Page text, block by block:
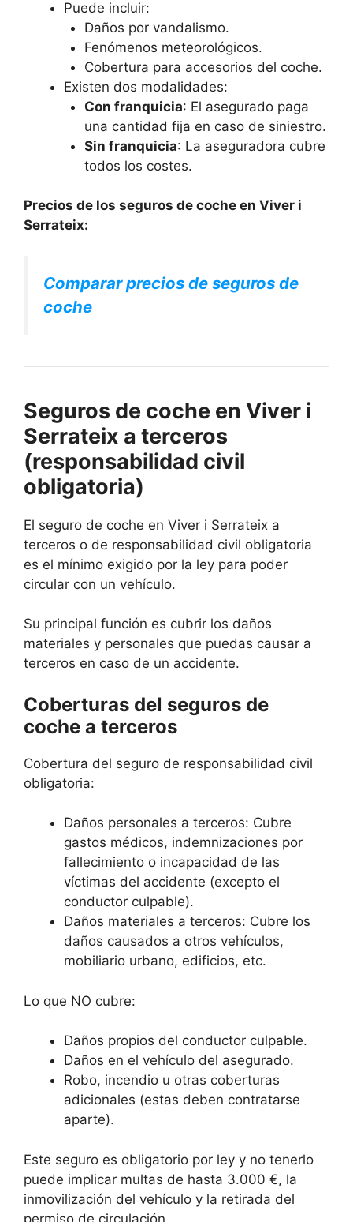
Puede incluir:
Daños por vandalismo.
Fenómenos meteorológicos.
Cobertura para accesorios del coche.
Existen dos modalidades:
Con franquicia: El asegurado paga
una cantidad fija en caso de siniestro.
Sin franquicia: La aseguradora cubre
todos los costes.
Precios de los seguros de coche en Viver i
Serrateix:
Comparar precios de seguros de
coche
Seguros de coche en Viver i
Serrateix a terceros
(responsabilidad civil
obligatoria)
El seguro de coche en Viver i Serrateix a
terceros o de responsabilidad civil obligatoria
es el mínimo exigido por la ley para poder
circular con un vehículo.
Su principal función es cubrir los daños
materiales y personales que puedas causar a
terceros en caso de un accidente.
Coberturas del seguros de
coche a terceros
Cobertura del seguro de responsabilidad civil
obligatoria:
Daños personales a terceros: Cubre
gastos médicos, indemnizaciones por
fallecimiento o incapacidad de las
víctimas del accidente (excepto el
conductor culpable).
Daños materiales a terceros: Cubre los
daños causados a otros vehículos,
mobiliario urbano, edificios, etc.
Lo que NO cubre:
Daños propios del conductor culpable.
Daños en el vehículo del asegurado.
Robo, incendio u otras coberturas
adicionales (estas deben contratarse
aparte).
Este seguro es obligatorio por ley y no tenerlo
puede implicar multas de hasta 3.000 €, la
inmovilización del vehículo y la retirada del
permiso de circulación.